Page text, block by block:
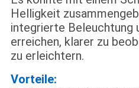
Helligkeit
integrierte Beleuchtung
erreichen, klarer zu
zu erleichtern.
Vorteile: